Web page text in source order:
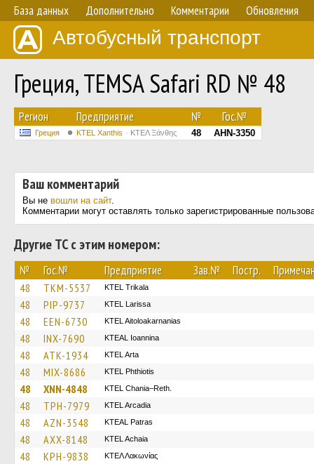
База данных Дополнительно Комментарии Обновления
Автобусный транспорт
Греция, TEMSA Safari RD № 48
Регион Предприятие № Гос.№
Греция KTEL Xanthis ΚΤΕΛ Ξάνθης 48 AHN-3350
Ваш комментарий
Вы не вошли на сайт.
Комментарии могут оставлять только зарегистрированные
Другие ТС с этим номером:
№ Гос.№ Предприятие Зав.№ Постр.
48 TKM-5537 ΚΤΕL Τrikala
48 PIP-9737 KTEL Larissa
48 EEN-6730 KTEL Aitoloakarnanias
48 INX-7690 KTEAL Ioannina
48 ATK-1934 KTEL Arta
48 MIX-8686 ΚΤΕL Phthiotis
48 XNN-4848 KTEL Chania–Reth.
48 TPH-7979 KTEL Arcadia
48 AZN-3548 KTEAL Patras
48 AXX-8148 KTEL Achaia
48 KPH-9838 ΚΤΕΛ Λακωνίας